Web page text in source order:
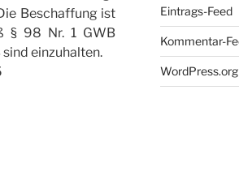
Beschaffung ist
§ 98 Nr. 1 GWB
einzuhalten.
Eintrags-Feed
Kommentar-
WordPress.org